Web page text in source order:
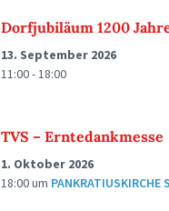
Dorfjubiläum 1200
13. September 2026
11:00 - 18:00
TVS – Erntedankmesse
1. Oktober 2026
18:00um PANKRATIUSKIRCHE